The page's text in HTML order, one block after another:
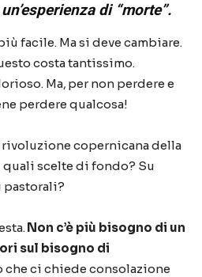
di “morte”.
facile. Ma si deve cambiare.
costa tantissimo.
Ma, per non perdere e
perdere qualcosa!
rivoluzione copernicana della
quali scelte di fondo? Su
pastorali?
Non c’è più bisogno di un
sul bisogno di
che ci chiede consolazione